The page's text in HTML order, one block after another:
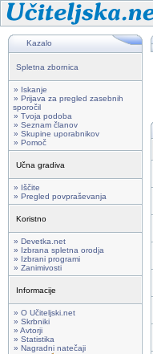
Kazalo
Spletna zbornica
» Iskanje
» Prijava za pregled zasebnih
sporočil
» Tvoja podoba
» Seznam članov
» Skupine uporabnikov
» Pomoč
Učna gradiva
» Iščite
» Pregled povpraševanja
Koristno
» Devetka.net
» Izbrana spletna orodja
» Izbrani programi
» Zanimivosti
Informacije
» O Učiteljski.net
» Skrbniki
» Avtorji
» Statistika
» Nagradni natečaji